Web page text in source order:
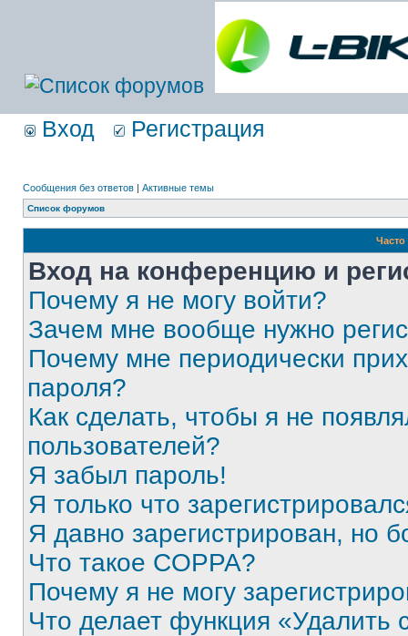
Вход Регистрация
Сообщения без ответов | Активные темы
Список форумов
Вход на конференцию и
Почему я не могу войти?
Зачем мне вообще нужно
Почему мне периодически
пароля?
Как сделать, чтобы я не
пользователей?
Я забыл пароль!
Я только что
Я давно зарегистрирован, но
Что такое COPPA?
Почему я не могу
Что делает функция «Удалить